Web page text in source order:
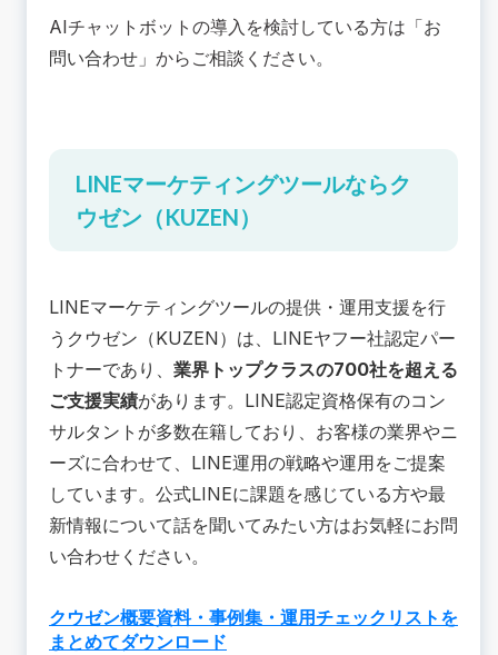
AIチャットボットの導入を検討している方は「お
問い合わせ 」からご相談ください。
LINEマーケティングツールならク
ウゼン（KUZEN）
LINEマーケティングツールの提供・運用支援を行
うクウゼン（KUZEN）は、LINEヤフー社認定パー
トナーであり、 業界トップクラスの700社を超える
ご支援実績があります。LINE認定資格保有のコン
サルタントが多数在籍しており、お客様の業界やニ
ーズに合わせて、LINE運用の戦略や運用をご提案
しています。公式LINEに課題を感じている方や最
新情報について話を聞いてみたい方はお気軽にお問
い合わせください。
クウゼン概要資料・事例集・運用チェックリストを
まとめてダウンロード